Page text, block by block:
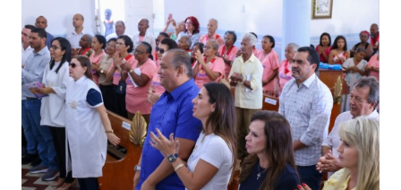
formato inovador, marcado pelo diálogo direto […]